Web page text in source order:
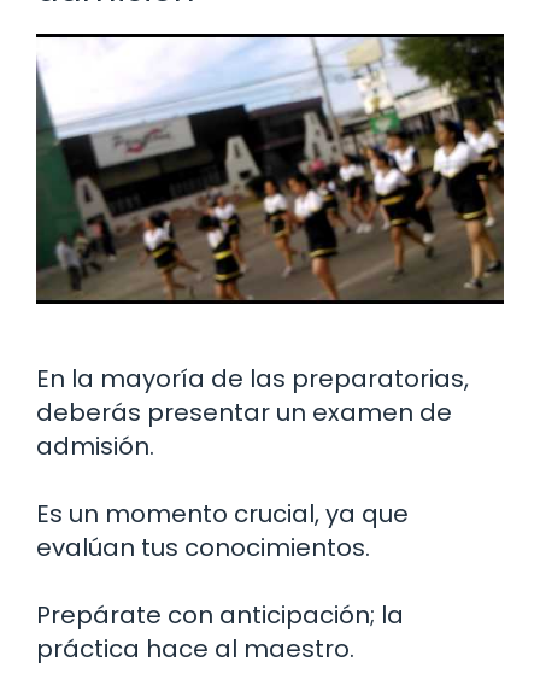
En la mayoría de las preparatorias,
deberás presentar un examen de
admisión.
Es un momento crucial, ya que
evalúan tus conocimientos.
Prepárate con anticipación; la
práctica hace al maestro.